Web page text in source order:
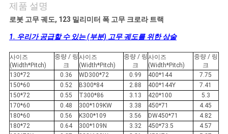
요
청
하
다
NEWS
제품 설명
로봇 고무 궤도, 123 밀리미터 폭 고무 크로라 트랙
1. 우리가 공급할 수 있는 (부분) 고무 궤도를 위한 상술
사이즈
(Width*Pitch)
중량 / 링
크
사이즈
(Width*Pitch)
중량 / 링
크
사이즈
(Width*Pitch)
중량 / 링
크
130*72
0.36 WD300*72 0.99 400*144
7.75
150*60
0.52 B300*84 2.88 400*144Y
7.41
150*72
0.55 T300*86 3.13 420*100
5.3
170*60
0.48 300*109KW 3.38 450*71
4.45
180*60
0.56 K300*109 3.56 DW450*71
4.82
180*72
0.64 300*109N 3.32 450*73.5
4.57